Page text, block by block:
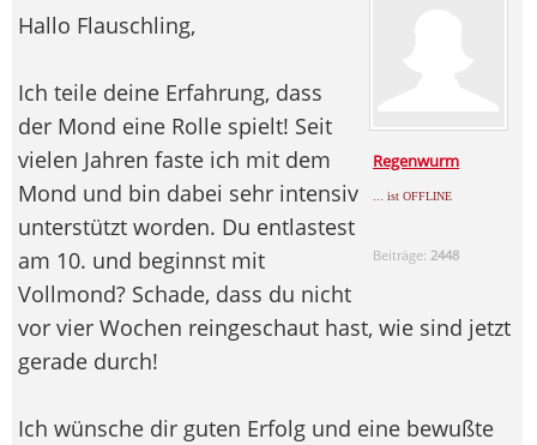
Regenwurm
... ist OFFLINE
Beiträge: 2448
Hallo Flauschling,
Ich teile deine Erfahrung, dass
der Mond eine Rolle spielt! Seit
vielen Jahren faste ich mit dem
Mond und bin dabei sehr intensiv
unterstützt worden. Du entlastest
am 10. und beginnst mit
Vollmond? Schade, dass du nicht
vor vier Wochen reingeschaut hast, wie sind jetzt
gerade durch!
Ich wünsche dir guten Erfolg und eine bewußte